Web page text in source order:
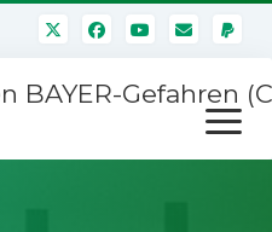
BAYER-Gefahren
Menü
öffnen